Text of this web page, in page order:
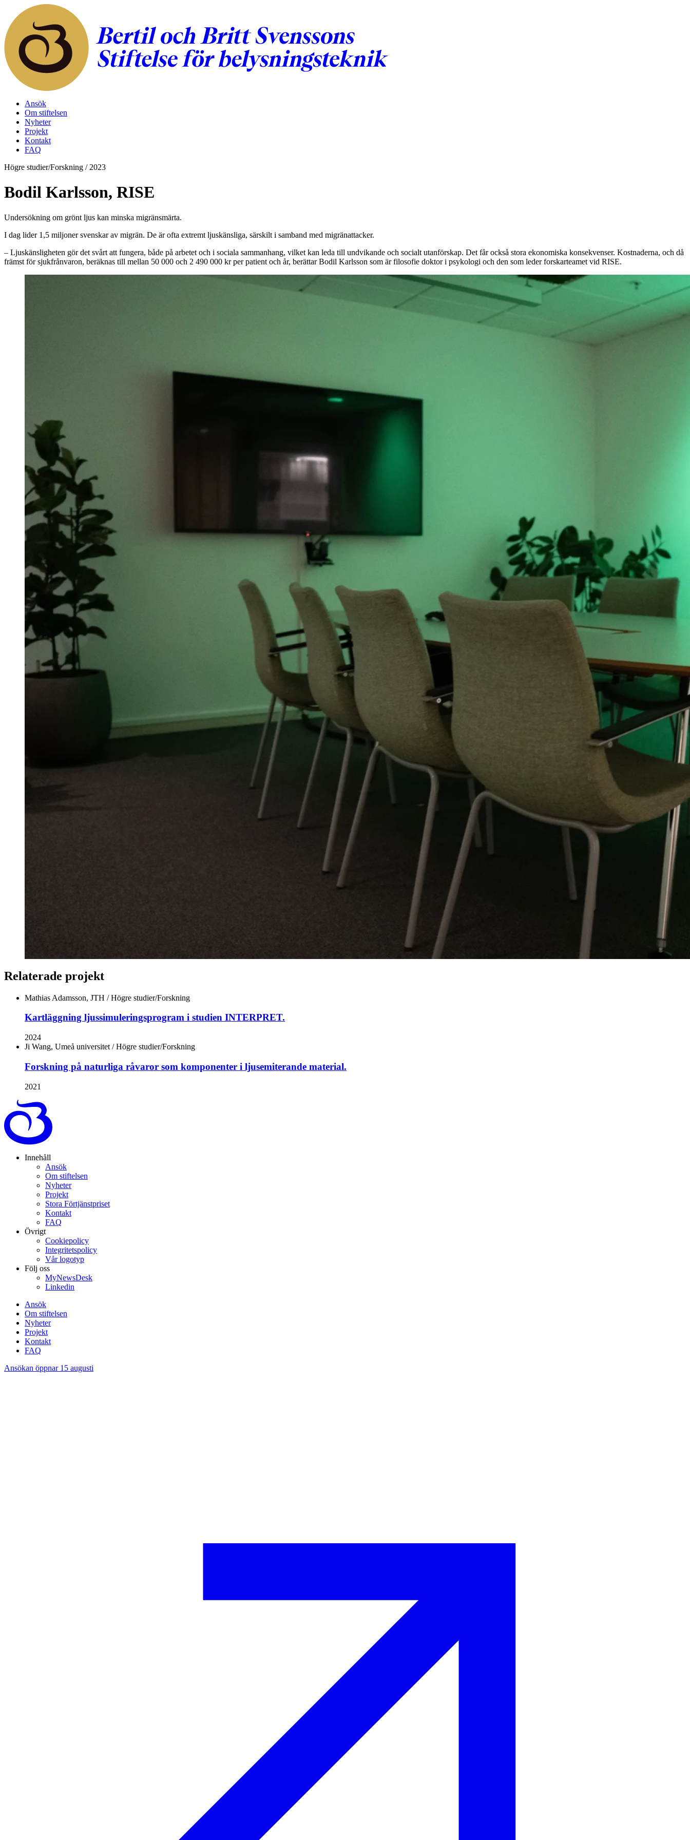
Ansök
Om stiftelsen
Nyheter
Projekt
Kontakt
FAQ
Högre studier/Forskning / 2023
Bodil Karlsson, RISE
Undersökning om grönt ljus kan minska migränsmärta.
I dag lider 1,5 miljoner svenskar av migrän. De är ofta extremt ljuskänsliga, särskilt i samband med migränattacker.
– Ljuskänsligheten gör det svårt att fungera, både på arbetet och i sociala sammanhang, vilket kan leda till undvikande och socialt utanförskap. Det får också stora ekonomiska konsekvenser. Kostnaderna, och då
främst för sjukfrånvaron, beräknas till mellan 50 000 och 2 490 000 kr per patient och år, berättar Bodil Karlsson som är filosofie doktor i psykologi och den som leder forskarteamet vid RISE.
Relaterade projekt
Mathias Adamsson, JTH / Högre studier/Forskning
Kartläggning ljussimuleringsprogram i studien INTERPRET.
2024
Ji Wang, Umeå universitet / Högre studier/Forskning
Forskning på naturliga råvaror som komponenter i ljusemiterande material.
2021
Innehåll
Ansök
Om stiftelsen
Nyheter
Projekt
Stora Förtjänstpriset
Kontakt
FAQ
Övrigt
Cookiepolicy
Integritetspolicy
Vår logotyp
Följ oss
MyNewsDesk
Linkedin
Ansök
Om stiftelsen
Nyheter
Projekt
Kontakt
FAQ
Ansökan öppnar 15 augusti